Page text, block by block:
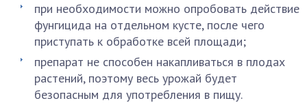
при необходимости можно опробовать действие
фунгицида на отдельном кусте, после чего
приступать к обработке всей площади;
препарат не способен накапливаться в плодах
растений, поэтому весь урожай будет
безопасным для употребления в пищу.